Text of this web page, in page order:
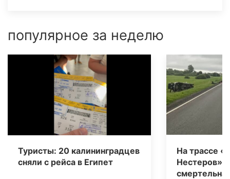
популярное за неделю
Туристы: 20 калининградцев
сняли с рейса в Египет
На трассе
Нестеров»